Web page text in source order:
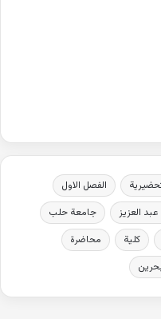
الفصل الاول
العزيز
جامعة حلب
كلية
محاضرة